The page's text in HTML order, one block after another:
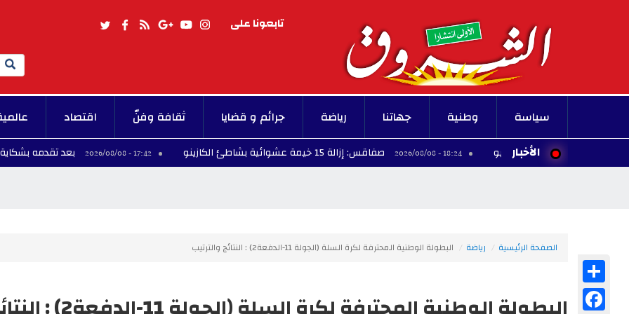
تابعونا على
Search
سياسة وطنية جهاتنا رياضة جرائم و قضايا ثقافة وفنّ اقتصاد
الأخبار18:24 - 2026/08/08 صفاقس: إزالة 15 خيمة عشوائية بشاطئ الكازينو 17:42 - 2026/08/08 بعد تقدمه بشكاية...وفاة كهل
الصفحة الرئيسية رياضة البطولة الوطنية المحترفة لكرة السلة (الجولة 11-الدفعة2) : النتائج والترتيب
Facebook